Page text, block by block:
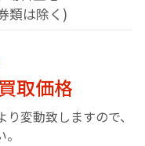
類は除く)
取価格
変動致しますので、